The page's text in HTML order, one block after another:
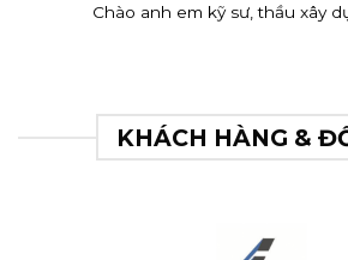
Chào anh em kỹ sư, thầu xây
KHÁCH HÀNG &